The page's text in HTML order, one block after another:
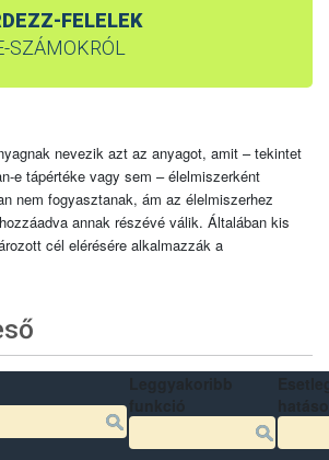
FELELEK
SZÁMOKRÓL
nevezik azt az anyagot, amit – tekintet
e tápértéke vagy sem – élelmiszerként
nem fogyasztanak, ám az élelmiszerhez
annak részévé válik. Általában kis
cél elérésére alkalmazzák a